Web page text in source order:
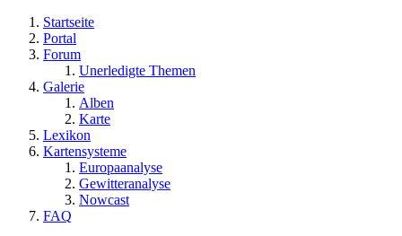
Startseite
Portal
Forum
Unerledigte Themen
Galerie
Alben
Karte
Lexikon
Kartensysteme
Europaanalyse
Gewitteranalyse
Nowcast
FAQ